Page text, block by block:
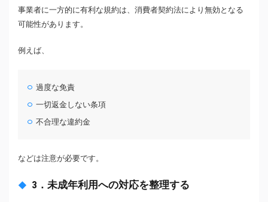
事業者に一方的に有利な規約は、消費者契約法により無効となる
可能性があります。
例えば、
過度な免責
一切返金しない条項
不合理な違約金
などは注意が必要です。
3．未成年利用への対応を整理する